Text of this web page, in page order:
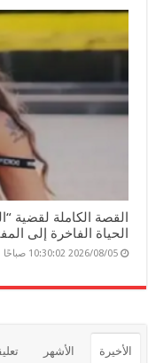
القصة الكاملة لقضية
الحياة الفاخرة إلى
2026/08/05 10:30:02 صباحًا
الأخيرة الأشهر